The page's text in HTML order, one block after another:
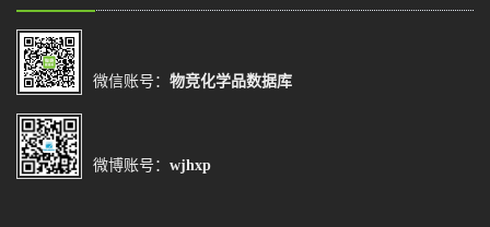
微信账号： 物竞化学品数据库
微博账号： wjhxp